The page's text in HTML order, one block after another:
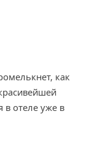
как
в отеле уже в